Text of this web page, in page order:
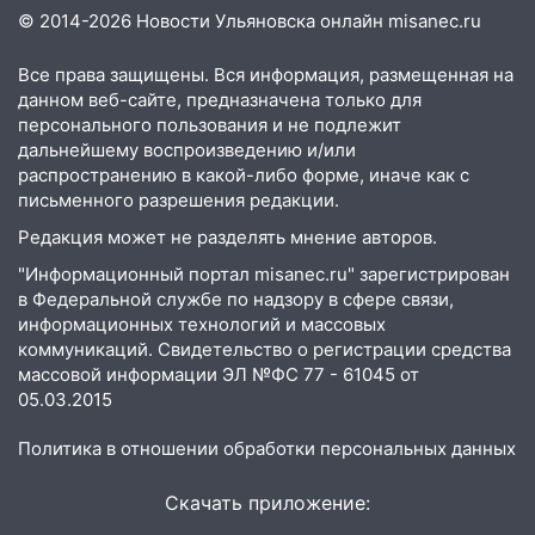
велосипедисты, мотоциклисты и
Ульяновской области
08:30 Поджог со свечой, 16 сгоревших
домов и выстрел за водку
07:50 Какая погоды будет днем 8
августа
06:45
Императорский мост в
Ульяновске останется закрытым до
утра 10 августа
05:18 Судьба готовит сюрприз: гороскоп
на 8 августа — кому повезет с
деньгами, а кого ждет неожиданная
ракетную опасность: звучат сирены
© 2014-2026 Новости Ульяновска онлайн misanec.ru
Все права защищены. Вся информация, размещенная на
данном веб-сайте, предназначена только для
персонального пользования и не подлежит
дальнейшему воспроизведению и/или
распространению в какой-либо форме, иначе как с
письменного разрешения редакции.
Редакция может не разделять мнение авторов.
"Информационный портал misanec.ru" зарегистрирован
в Федеральной службе по надзору в сфере связи,
информационных технологий и массовых
коммуникаций. Свидетельство о регистрации средства
массовой информации ЭЛ №ФС 77 - 61045 от
05.03.2015
Политика в отношении обработки персональных данных
Скачать приложение: